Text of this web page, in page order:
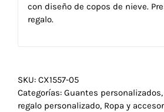
con diseño de copos de nieve.
regalo.
SKU: CX1557-05
Categorías: Guantes personalizados,
regalo personalizado, Ropa y